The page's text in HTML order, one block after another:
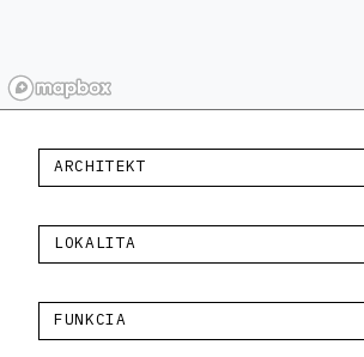
ARCHITEKT
LOKALITA
FUNKCIA